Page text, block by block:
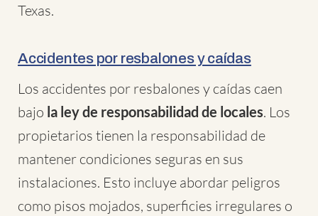
Texas.
Accidentes por resbalones y caídas
Los accidentes por resbalones y caídas caen
bajo la ley de responsabilidad de locales. Los
propietarios tienen la responsabilidad de
mantener condiciones seguras en sus
instalaciones. Esto incluye abordar peligros
como pisos mojados, superficies irregulares o